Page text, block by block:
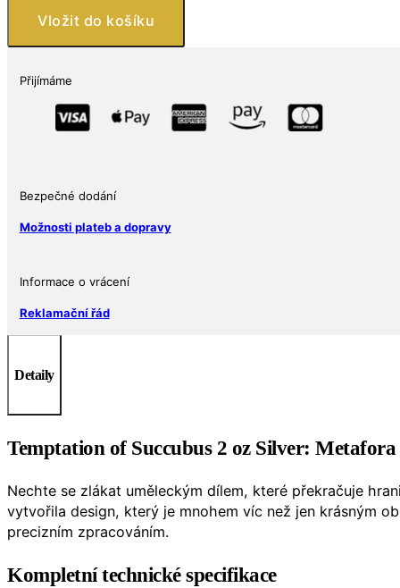
Temptation
edice
množství
Vložit do košíku
Přijímáme
Bezpečné dodání
Možnosti plateb a dopravy
Informace o vrácení
Reklamační řád
Detaily
Temptation of Succubus 2 oz Silver:
Nechte se zlákat uměleckým dílem, které překračuje
vytvořila design, který je mnohem víc než jen krásným
precizním zpracováním.
Kompletní technické specifikace